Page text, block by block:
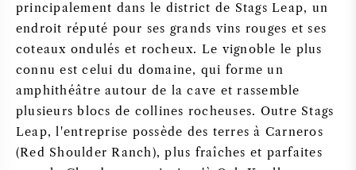
principalement dans le district de Stags Leap, un
endroit réputé pour ses grands vins rouges et ses
coteaux ondulés et rocheux. Le vignoble le plus
connu est celui du domaine, qui forme un
amphithéâtre autour de la cave et rassemble
plusieurs blocs de collines rocheuses. Outre Stags
Leap, l'entreprise possède des terres à Carneros
(Red Shoulder Ranch), plus fraîches et parfaites